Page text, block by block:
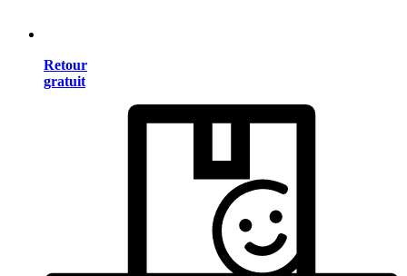
Retour
gratuit